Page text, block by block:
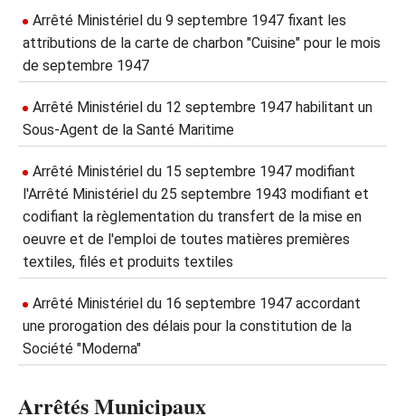
Arrêté Ministériel du 9 septembre 1947 fixant les
attributions de la carte de charbon "Cuisine" pour le mois
de septembre 1947
Arrêté Ministériel du 12 septembre 1947 habilitant un
Sous-Agent de la Santé Maritime
Arrêté Ministériel du 15 septembre 1947 modifiant
l'Arrêté Ministériel du 25 septembre 1943 modifiant et
codifiant la règlementation du transfert de la mise en
oeuvre et de l'emploi de toutes matières premières
textiles, filés et produits textiles
Arrêté Ministériel du 16 septembre 1947 accordant
une prorogation des délais pour la constitution de la
Société "Moderna"
Arrêtés Municipaux